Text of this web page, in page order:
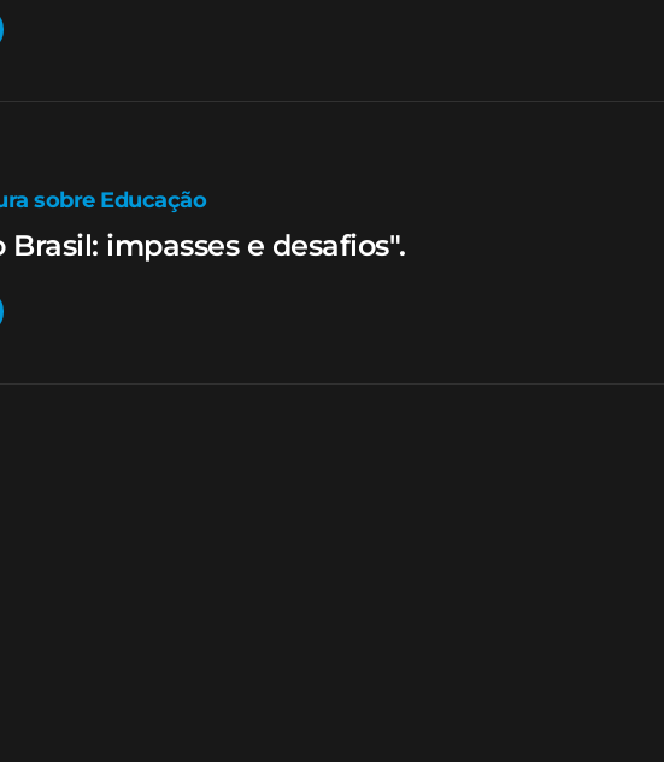
sobre Educação
Brasil: impasses e desafios".